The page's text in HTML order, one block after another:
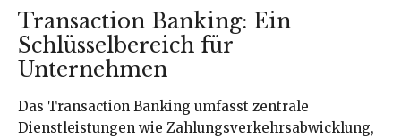
Transaction Banking: Ein
Schlüsselbereich für
Unternehmen
Das Transaction Banking umfasst zentrale
Dienstleistungen wie Zahlungsverkehrsabwicklung,